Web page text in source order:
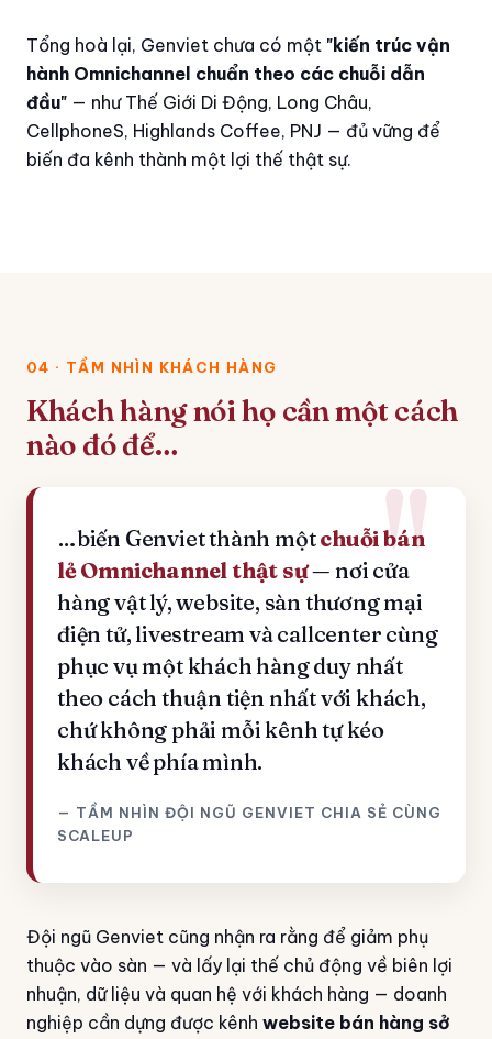
Tổng hoà lại, Genviet chưa có một "kiến trúc vận
hành Omnichannel chuẩn theo các chuỗi dẫn
đầu" — như Thế Giới Di Động, Long Châu,
CellphoneS, Highlands Coffee, PNJ — đủ vững để
biến đa kênh thành một lợi thế thật sự.
04 · TẦM NHÌN KHÁCH HÀNG
Khách hàng nói họ cần một cách
nào đó để…
"
…biến Genviet thành mộtchuỗi bán
lẻ Omnichannel thật sự— nơi cửa
hàng vật lý, website, sàn thương mại
điện tử, livestream và callcenter cùng
phục vụ một khách hàng duy nhất
theo cách thuận tiện nhất với khách,
chứ không phải mỗi kênh tự kéo
khách về phía mình.
— TẦM NHÌN ĐỘI NGŨ GENVIET CHIA SẺ CÙNG
SCALEUP
Đội ngũ Genviet cũng nhận ra rằng để giảm phụ
thuộc vào sàn — và lấy lại thế chủ động về biên lợi
nhuận, dữ liệu và quan hệ với khách hàng — doanh
nghiệp cần dựng được kênh website bán hàng sở